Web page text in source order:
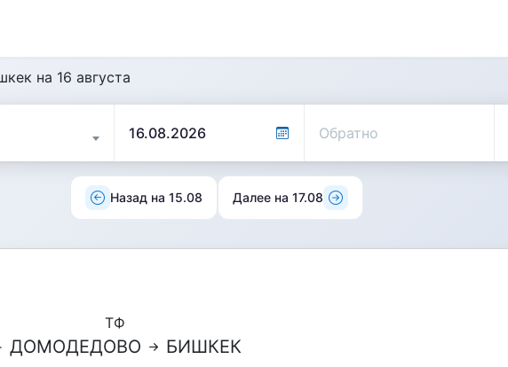
на 16 августа
Назад на 15.08 Далее на 17.08
ТФ
ДОМОДЕДОВО БИШКЕК